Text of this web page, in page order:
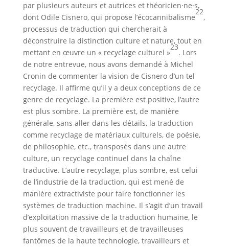
par plusieurs auteurs et autrices et théoricien·ne·s,
dont Odile Cisnero, qui propose l’écocannibalisme
22
,
processus de traduction qui chercherait à
déconstruire la distinction culture et nature, tout en
mettant en œuvre un « recyclage culturel »
23
. Lors
de notre entrevue, nous avons demandé à Michel
Cronin de commenter la vision de Cisnero d’un tel
recyclage. Il affirme qu’il y a deux conceptions de ce
genre de recyclage. La première est positive, l’autre
est plus sombre. La première est, de manière
générale, sans aller dans les détails, la traduction
comme recyclage de matériaux culturels, de poésie,
de philosophie, etc., transposés dans une autre
culture, un recyclage continuel dans la chaîne
traductive. L’autre recyclage, plus sombre, est celui
de l’industrie de la traduction, qui est mené de
manière extractiviste pour faire fonctionner les
systèmes de traduction machine. Il s’agit d’un travail
d’exploitation massive de la traduction humaine, le
plus souvent de travailleurs et de travailleuses
fantômes de la haute technologie, travailleurs et